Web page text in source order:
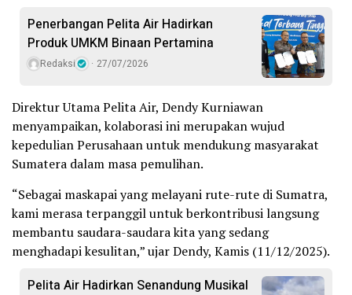
Penerbangan Pelita Air Hadirkan
Produk UMKM Binaan Pertamina
Redaksi 27/07/2026
Direktur Utama Pelita Air, Dendy Kurniawan
menyampaikan, kolaborasi ini merupakan wujud
kepedulian Perusahaan untuk mendukung masyarakat
Sumatera dalam masa pemulihan.
“Sebagai maskapai yang melayani rute-rute di Sumatra,
kami merasa terpanggil untuk berkontribusi langsung
membantu saudara-saudara kita yang sedang
menghadapi kesulitan,” ujar Dendy, Kamis (11/12/2025).
Pelita Air Hadirkan Senandung Musikal